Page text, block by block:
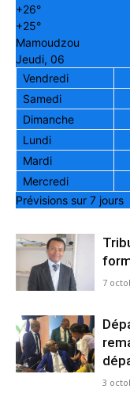
+26°
+25°
Mamoudzou
Jeudi, 06
Vendredi
Samedi
Dimanche
Lundi
Mardi
Mercredi
Prévisions sur 7 jours
7
3